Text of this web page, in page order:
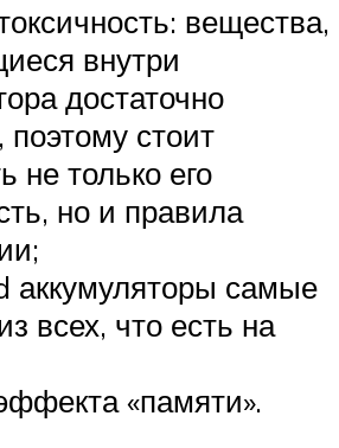
вещества,
внутри
достаточно
поэтому стоит
не только его
но и правила
аккумуляторы самые
всех, что есть на
«памяти».